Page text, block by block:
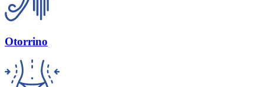
Otorrino